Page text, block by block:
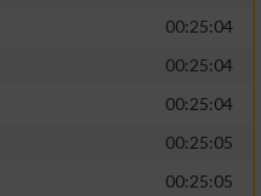
00:25:04
00:25:04
00:25:04
00:25:05
00:25:05